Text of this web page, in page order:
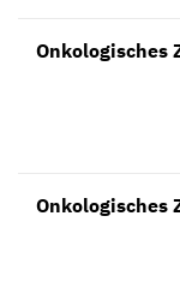
Onkologisches
Onkologisches